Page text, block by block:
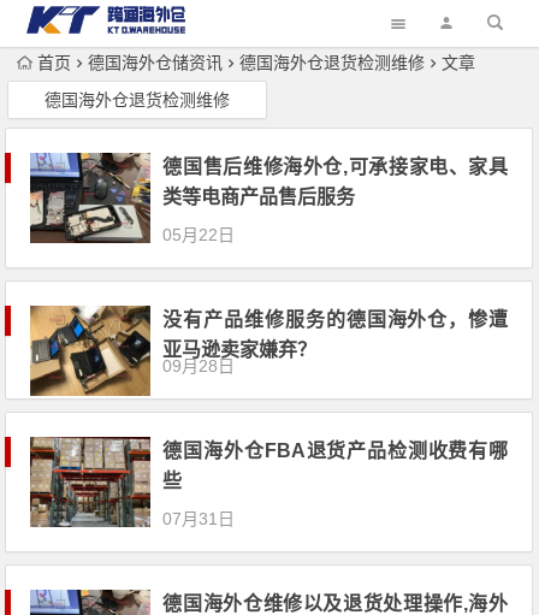
首页 德国海外仓储资讯 德国海外仓退货检测维修
文章
德国海外仓退货检测维修
德国售后维修海外仓,可承接家电、家具
类等电商产品售后服务
05月22日
没有产品维修服务的德国海外仓，惨遭
亚马逊卖家嫌弃？
09月28日
德国海外仓FBA退货产品检测收费有哪
些
07月31日
德国海外仓维修以及退货处理操作,海外